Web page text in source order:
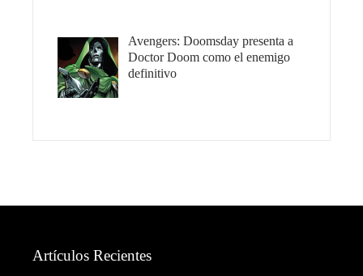
Avengers: Doomsday presenta a
Doctor Doom como el enemigo
definitivo
Artículos Recientes